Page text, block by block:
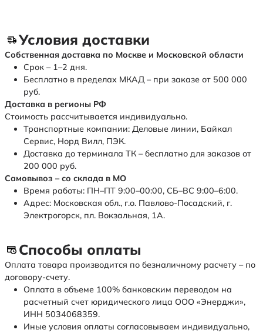
Условия доставки
Собственная доставка по Москве и Московской области
Срок – 1–2 дня.
Бесплатно в пределах МКАД – при заказе от 500 000
руб.
Доставка в регионы РФ
Стоимость рассчитывается индивидуально.
Транспортные компании: Деловые линии, Байкал
Сервис, Норд Вилл, ПЭК.
Доставка до терминала ТК – бесплатно для заказов от
200 000 руб.
Самовывоз – со склада в МО
Время работы: ПН–ПТ 9:00–00:00, СБ–ВС 9:00–6:00.
Адрес: Московская обл., г.о. Павлово-Посадский, г.
Электрогорск, пл. Вокзальная, 1А.
Способы оплаты
Оплата товара производится по безналичному расчету – по
договору-счету.
Оплата в объеме 100% банковским переводом на
расчетный счет юридического лица ООО «Энерджи»,
ИНН 5034068359.
Иные условия оплаты согласовываем индивидуально,